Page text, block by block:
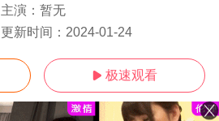
主演： 暂无
更新时间： 2024-01-24
 极速观看